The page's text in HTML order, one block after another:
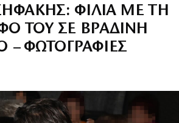
ΦΙΛΙΑ ΜΕ ΤΗ
ΤΟΥ ΣΕ ΒΡΑΔΙΝΗ
– ΦΩΤΟΓΡΑΦΙΕΣ